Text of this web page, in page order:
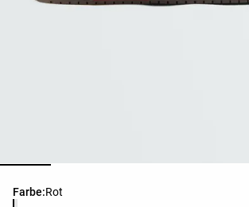
Farbe:Rot
Produktfarbliste